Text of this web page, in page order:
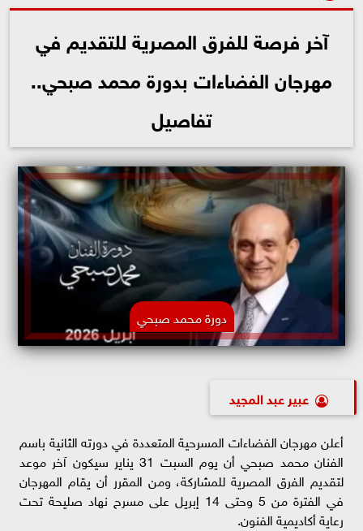
آخر فرصة للفرق المصرية للتقديم في
مهرجان الفضاءات بدورة محمد صبحي..
تفاصيل
دورة محمد صبحي
عبير عبد المجيد
أعلن مهرجان الفضاءات المسرحية المتعددة في دورته الثانية باسم
الفنان محمد صبحي أن يوم السبت 31 يناير سيكون آخر موعد
لتقديم الفرق المصرية للمشاركة، ومن المقرر أن يقام المهرجان
في الفترة من 5 وحتى 14 إبريل على مسرح نهاد صليحة تحت
رعاية أكاديمية الفنون.